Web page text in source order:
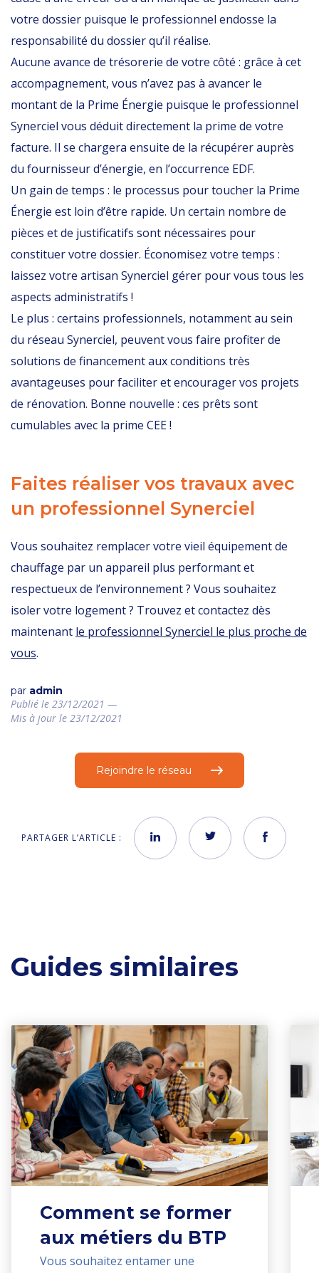
votre dossier puisque le professionnel endosse la
responsabilité du dossier qu’il réalise.
Aucune avance de trésorerie de votre côté : grâce à cet
accompagnement, vous n’avez pas à avancer le
montant de la Prime Énergie puisque le professionnel
Synerciel vous déduit directement la prime de votre
facture. Il se chargera ensuite de la récupérer auprès
du fournisseur d’énergie, en l’occurrence EDF.
Un gain de temps : le processus pour toucher la Prime
Énergie est loin d’être rapide. Un certain nombre de
pièces et de justificatifs sont nécessaires pour
constituer votre dossier. Économisez votre temps :
laissez votre artisan Synerciel gérer pour vous tous les
aspects administratifs !
Le plus : certains professionnels, notamment au sein
du réseau Synerciel, peuvent vous faire profiter de
solutions de financement aux conditions très
avantageuses pour faciliter et encourager vos projets
de rénovation. Bonne nouvelle : ces prêts sont
cumulables avec la prime CEE !
Faites réaliser vos travaux avec
un professionnel Synerciel
Vous souhaitez remplacer votre vieil équipement de
chauffage par un appareil plus performant et
respectueux de l’environnement ? Vous souhaitez
isoler votre logement ? Trouvez et contactez dès
maintenant le professionnel Synerciel le plus proche de
vous.
par admin
Publié le 23/12/2021 —
Mis à jour le 23/12/2021
Rejoindre le réseau
PARTAGER L’ARTICLE :
Guides similaires
Comment se former
aux métiers du BTP
Vous souhaitez entamer une